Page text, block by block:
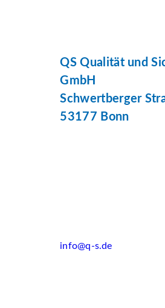
QS Qualität und
GmbH
Schwertberger
53177 Bonn
info@q-s.de